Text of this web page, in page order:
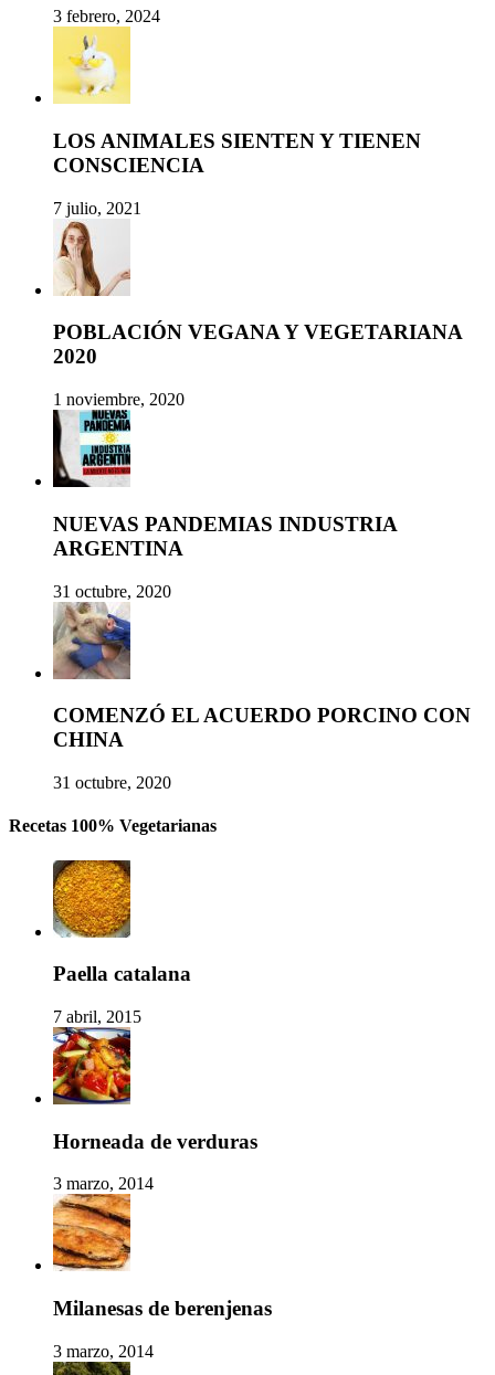
3 febrero, 2024
LOS ANIMALES SIENTEN Y TIENEN
CONSCIENCIA
7 julio, 2021
POBLACIÓN VEGANA Y VEGETARIANA
2020
1 noviembre, 2020
NUEVAS PANDEMIAS INDUSTRIA
ARGENTINA
31 octubre, 2020
COMENZÓ EL ACUERDO PORCINO CON
CHINA
31 octubre, 2020
Recetas 100% Vegetarianas
Paella catalana
7 abril, 2015
Horneada de verduras
3 marzo, 2014
Milanesas de berenjenas
3 marzo, 2014